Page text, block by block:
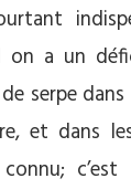
on a un
serpe
et dans